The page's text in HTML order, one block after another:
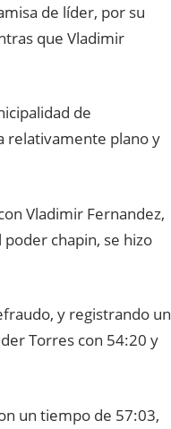
de líder, por su
que Vladimir
de
relativamente plano y
Vladimir Fernandez,
chapin, se hizo
y registrando un
Torres con 54:20 y
un tiempo de 57:03,